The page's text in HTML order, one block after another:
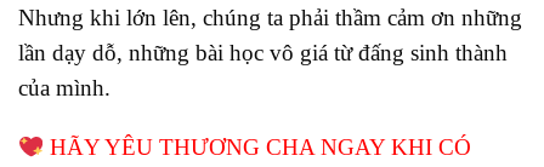
Nhưng khi lớn lên, chúng ta phải thầm cảm ơn những
lần dạy dỗ, những bài học vô giá từ đấng sinh thành
của mình.
HÃY YÊU THƯƠNG CHA NGAY KHI CÓ